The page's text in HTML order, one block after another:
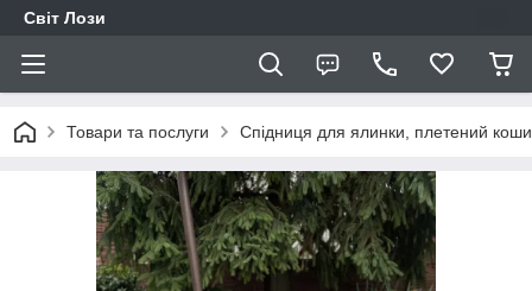
Світ Лози
Товари та послуги Спідниця для ялинки, плетений